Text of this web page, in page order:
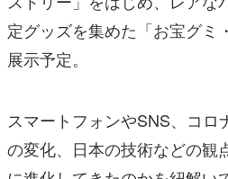
定グッズを集めた「お宝グミ
展示予定。
スマートフォンやSNS、コロ
の変化、日本の技術などの観